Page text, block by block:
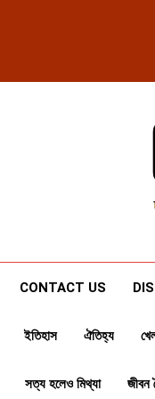
CONTACT US
ইতিহাস ঐতিহ্য
সত্য হলেও মিথ্যা জীবন